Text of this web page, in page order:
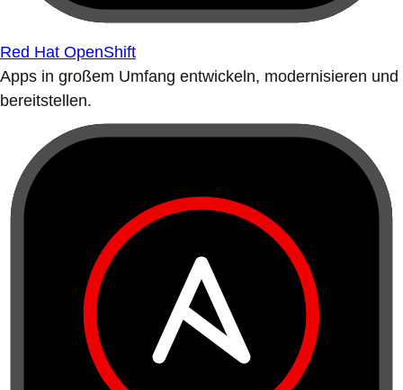
Red Hat OpenShift
Apps in großem Umfang entwickeln, modernisieren und
bereitstellen.